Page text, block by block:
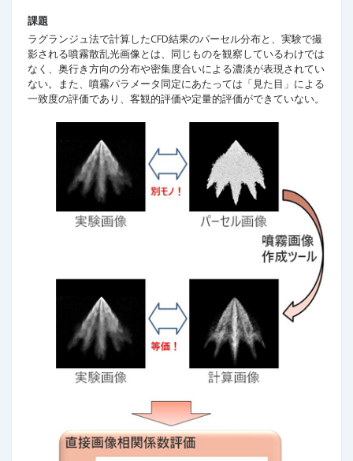
課題
ラグランジュ法で計算したCFD結果のパーセル分布と、実験で撮
影される噴霧散乱光画像とは、同じものを観察しているわけでは
なく、奥行き方向の分布や密集度合いによる濃淡が表現されてい
ない。また、噴霧パラメータ同定にあたっては「見た目」による
一致度の評価であり、客観的評価や定量的評価ができていない。